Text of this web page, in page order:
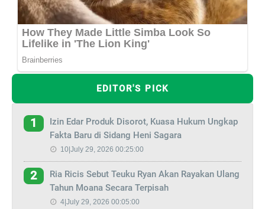
EDITOR'S PICK
1
Izin Edar Produk Disorot, Kuasa Hukum Ungkap
Fakta Baru di Sidang Heni Sagara
10|July 29, 2026 00:25:00
2
Ria Ricis Sebut Teuku Ryan Akan Rayakan Ulang
Tahun Moana Secara Terpisah
4|July 29, 2026 00:05:00